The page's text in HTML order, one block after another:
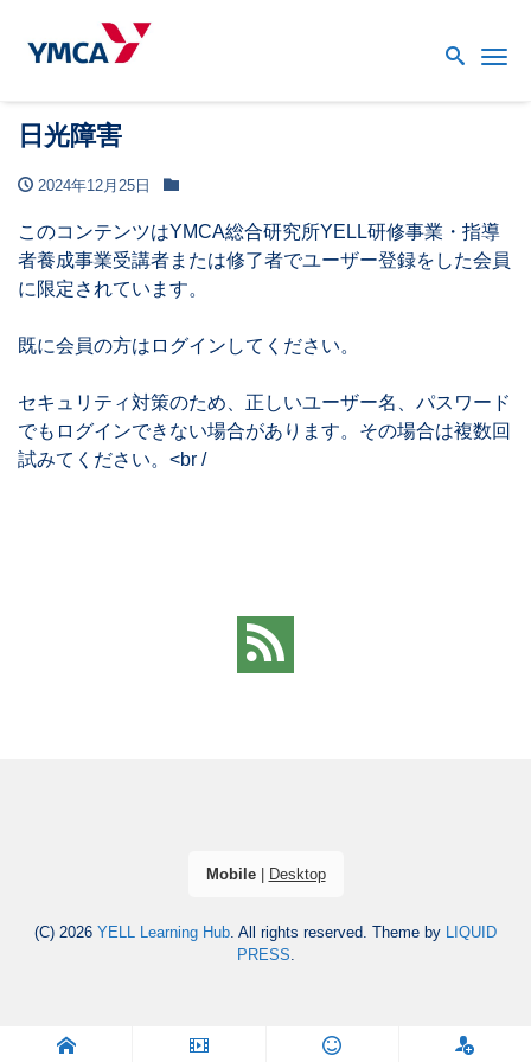
日光障害
2024年12月25日
このコンテンツはYMCA総合研究所YELL研修事業・指導
者養成事業受講者または修了者でユーザー登録をした会員
に限定されています。
既に会員の方はログインしてください。
セキュリティ対策のため、正しいユーザー名、パスワード
でもログインできない場合があります。その場合は複数回
試みてください。<br /
Mobile| Desktop
(C) 2026 YELL Learning Hub . All rights reserved. Theme by LIQUID
PRESS